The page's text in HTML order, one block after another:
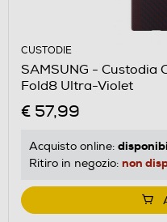
CUSTODIE
SAMSUNG - Custodia
Fold8 Ultra-Violet
€ 57,99
Acquisto online:
Ritiro in negozio: non